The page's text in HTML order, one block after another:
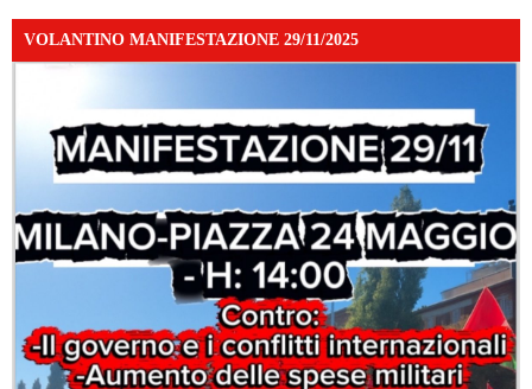
VOLANTINO MANIFESTAZIONE 29/11/2025